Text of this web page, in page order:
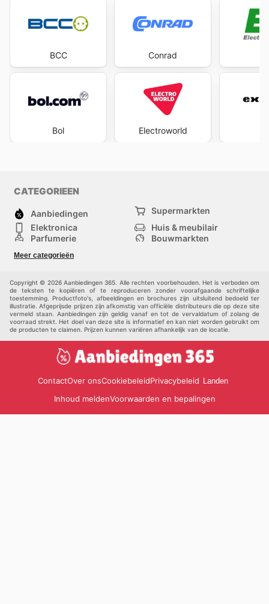
BCC
Bol
Conrad
Electroworld
CATEGORIEEN
Aanbiedingen
Supermarkten
Elektronica
Huis & meubilair
Parfumerie
Bouwmarkten
Kinderen
Meer categorieën
Copyright © 2026 Aanbiedingen 365. Alle rechten voorbehouden. Het is verboden om
de teksten te kopiëren of te reproduceren zonder voorafgaande schriftelijke
toestemming. Productfoto's, afbeeldingen en brochures zijn uitsluitend bedoeld ter
illustratie. Afgeprijsde prijzen zijn afkomstig van officiële distributeurs die op deze site
vermeld staan. Aanbiedingen zijn geldig vanaf en tot de vervaldatum of zolang de
voorraad strekt. Het doel van deze site is informatief en kan niet worden gebruikt om
de producten te claimen. Prijzen kunnen variëren afhankelijk van de locatie.
ContactOver onsCookiebeleidPrivacybeleid Landen
Inhoud meldenVoorwaarden en bepalingen